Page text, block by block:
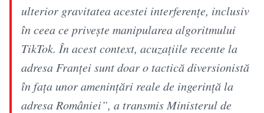
ulterior gravitatea acestei interferențe, inclusiv
în ceea ce privește manipularea algoritmului
TikTok. În acest context, acuzațiile recente la
adresa Franței sunt doar o tactică diversionistă
în fața unor amenințări reale de ingerință la
adresa României”, a transmis Ministerul de